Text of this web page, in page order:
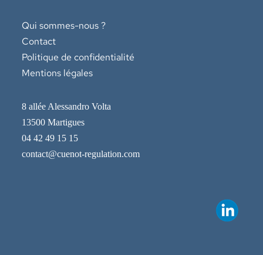
Qui sommes-nous ?
Contact
Politique de confidentialité
Mentions légales
8 allée Alessandro Volta
13500 Martigues
04 42 49 15 15
contact@cuenot-regulation.com